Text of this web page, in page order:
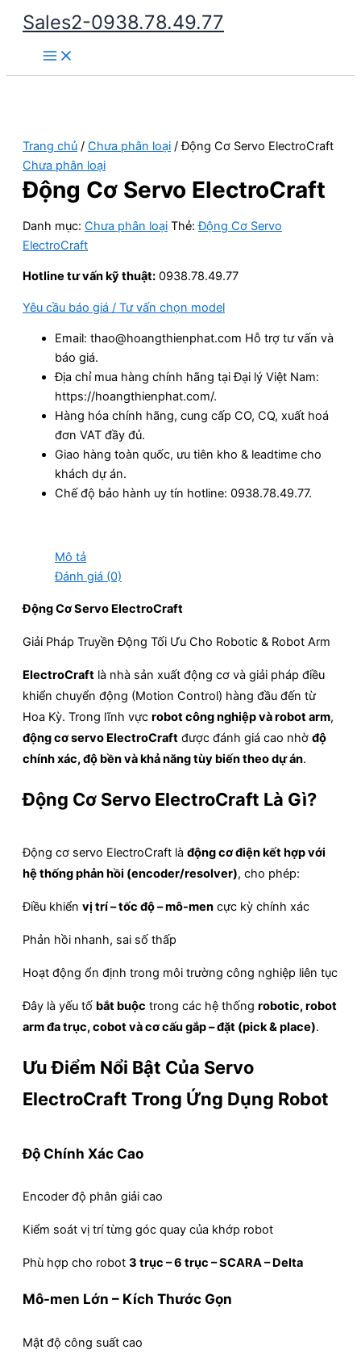
Nhảy
dung
Sales2-0938.78.49.77
Main
Menu
Trang chủ / Chưa phân loại / Động Cơ Servo ElectroCraft
Chưa phân loại
Động Cơ Servo ElectroCraft
Danh mục: Chưa phân loại Thẻ:Động Cơ Servo
ElectroCraft
Hotline tư vấn kỹ thuật: 0938.78.49.77
Yêu cầu báo giá / Tư vấn chọn model
Email: thao@hoangthienphat.com Hỗ trợ tư vấn và
báo giá.
Địa chỉ mua hàng chính hãng tại Đại lý Việt Nam:
https://hoangthienphat.com/.
Hàng hóa chính hãng, cung cấp CO, CQ, xuất hoá
đơn VAT đầy đủ.
Giao hàng toàn quốc, ưu tiên kho & leadtime cho
khách dự án.
Chế độ bảo hành uy tín hotline: 0938.78.49.77.
Mô tả
Đánh giá (0)
Động Cơ Servo ElectroCraft
Giải Pháp Truyền Động Tối Ưu Cho Robotic & Robot Arm
ElectroCraft là nhà sản xuất động cơ và giải pháp điều
khiển chuyển động (Motion Control) hàng đầu đến từ
Hoa Kỳ. Trong lĩnh vực robot công nghiệp và robot arm,
động cơ servo ElectroCraft được đánh giá cao nhờ độ
chính xác, độ bền và khả năng tùy biến theo dự án.
Động Cơ Servo ElectroCraft Là Gì?
Động cơ servo ElectroCraft là động cơ điện kết hợp với
hệ thống phản hồi (encoder/resolver), cho phép:
Điều khiển vị trí – tốc độ – mô-men cực kỳ chính xác
Phản hồi nhanh, sai số thấp
Hoạt động ổn định trong môi trường công nghiệp liên tục
Đây là yếu tố bắt buộc trong các hệ thống robotic, robot
arm đa trục, cobot và cơ cấu gắp – đặt (pick & place).
Ưu Điểm Nổi Bật Của Servo
ElectroCraft Trong Ứng Dụng Robot
Độ Chính Xác Cao
Encoder độ phân giải cao
Kiểm soát vị trí từng góc quay của khớp robot
Phù hợp cho robot 3 trục – 6 trục – SCARA – Delta
Mô-men Lớn – Kích Thước Gọn
Mật độ công suất cao